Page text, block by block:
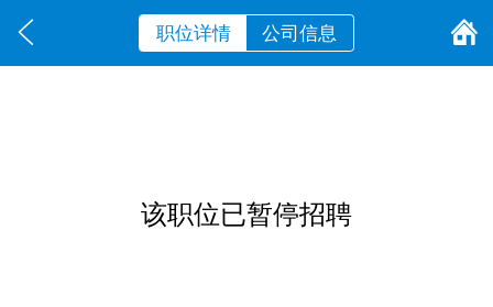
职位详情 公司信息
该职位已暂停招聘